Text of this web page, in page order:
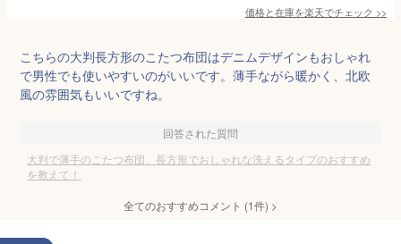
価格と在庫を楽天でチェック >>
こちらの大判長方形のこたつ布団はデニムデザインもおしゃれ
で男性でも使いやすいのがいいです。薄手ながら暖かく、北欧
風の雰囲気もいいですね。
回答された質問
大判で薄手のこたつ布団、長方形でおしゃれな洗えるタイプのおすすめ
を教えて！
全てのおすすめコメント (1件) >